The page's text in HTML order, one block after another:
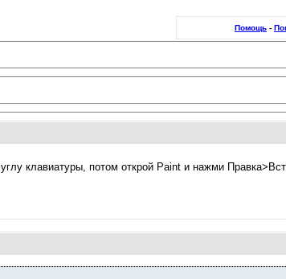
Помощь -
клавиатуры, потом открой Paint и нажми